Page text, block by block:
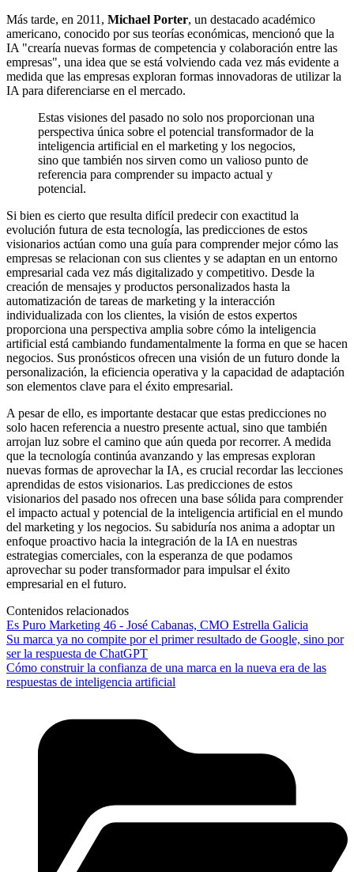
Más tarde, en 2011, Michael Porter, un destacado académico
americano, conocido por sus teorías económicas, mencionó que la
IA "crearía nuevas formas de competencia y colaboración entre las
empresas", una idea que se está volviendo cada vez más evidente a
medida que las empresas exploran formas innovadoras de utilizar la
IA para diferenciarse en el mercado.
Estas visiones del pasado no solo nos proporcionan una
perspectiva única sobre el potencial transformador de la
inteligencia artificial en el marketing y los negocios,
sino que también nos sirven como un valioso punto de
referencia para comprender su impacto actual y
potencial.
Si bien es cierto que resulta difícil predecir con exactitud la
evolución futura de esta tecnología, las predicciones de estos
visionarios actúan como una guía para comprender mejor cómo las
empresas se relacionan con sus clientes y se adaptan en un entorno
empresarial cada vez más digitalizado y competitivo. Desde la
creación de mensajes y productos personalizados hasta la
automatización de tareas de marketing y la interacción
individualizada con los clientes, la visión de estos expertos
proporciona una perspectiva amplia sobre cómo la inteligencia
artificial está cambiando fundamentalmente la forma en que se hacen
negocios. Sus pronósticos ofrecen una visión de un futuro donde la
personalización, la eficiencia operativa y la capacidad de adaptación
son elementos clave para el éxito empresarial.
A pesar de ello, es importante destacar que estas predicciones no
solo hacen referencia a nuestro presente actual, sino que también
arrojan luz sobre el camino que aún queda por recorrer. A medida
que la tecnología continúa avanzando y las empresas exploran
nuevas formas de aprovechar la IA, es crucial recordar las lecciones
aprendidas de estos visionarios. Las predicciones de estos
visionarios del pasado nos ofrecen una base sólida para comprender
el impacto actual y potencial de la inteligencia artificial en el mundo
del marketing y los negocios. Su sabiduría nos anima a adoptar un
enfoque proactivo hacia la integración de la IA en nuestras
estrategias comerciales, con la esperanza de que podamos
aprovechar su poder transformador para impulsar el éxito
empresarial en el futuro.
Contenidos relacionados
Es Puro Marketing 46 - José Cabanas, CMO Estrella Galicia
Su marca ya no compite por el primer resultado de Google, sino por
ser la respuesta de ChatGPT
Cómo construir la confianza de una marca en la nueva era de las
respuestas de inteligencia artificial